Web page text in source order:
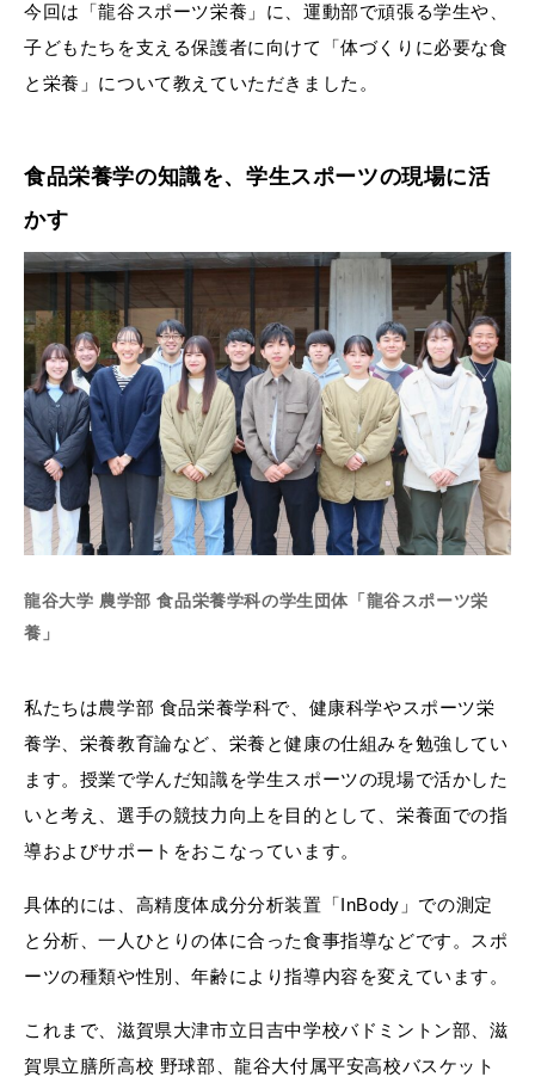
今回は「龍谷スポーツ栄養」に、運動部で頑張る学生や、
子どもたちを支える保護者に向けて「体づくりに必要な食
と栄養」について教えていただきました。
食品栄養学の知識を、学生スポーツの現場に活
かす
龍谷大学 農学部 食品栄養学科の学生団体「龍谷スポーツ栄
養」
私たちは農学部 食品栄養学科で、健康科学やスポーツ栄
養学、栄養教育論など、栄養と健康の仕組みを勉強してい
ます。授業で学んだ知識を学生スポーツの現場で活かした
いと考え、選手の競技力向上を目的として、栄養面での指
導およびサポートをおこなっています。
具体的には、高精度体成分分析装置「InBody」での測定
と分析、一人ひとりの体に合った食事指導などです。スポ
ーツの種類や性別、年齢により指導内容を変えています。
これまで、滋賀県大津市立日吉中学校バドミントン部、滋
賀県立膳所高校 野球部、龍谷大付属平安高校バスケット